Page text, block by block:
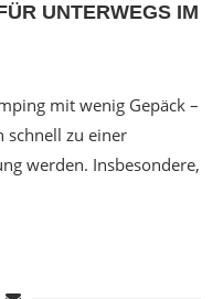
UNTERWEGS IM
mit wenig Gepäck –
schnell zu einer
werden. Insbesondere,